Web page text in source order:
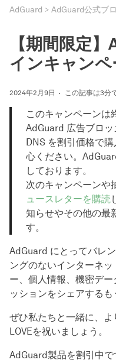
AdGuard AdGuard公式ブ
【期間限定
インキャンペ
2024年2月9日 この記事は3分
このキャンペーンは
AdGuard 広告ブロ
DNS を割引価格で
心ください。
しております。
次のキャンペーンや
ュースレターを購読
知らせやその他の最
す。
AdGuard にとってバレ
ングのないインターネ
ー、個人情報、機密デ
ッションをシェアするも
ぜひ私たちと一緒に、
LOVEを祝いましょう。
AdGuard製品を割引中